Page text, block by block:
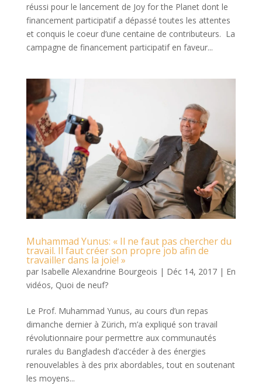
réussi pour le lancement de Joy for the Planet dont le
financement participatif a dépassé toutes les attentes
et conquis le coeur d’une centaine de contributeurs. La
campagne de financement participatif en faveur...
Muhammad Yunus: « Il ne faut pas chercher du
travail. Il faut créer son propre job afin de
travailler dans la joie! »
par Isabelle Alexandrine Bourgeois | Déc 14, 2017| En
vidéos, Quoi de neuf?
Le Prof. Muhammad Yunus, au cours d’un repas
dimanche dernier à Zürich, m’a expliqué son travail
révolutionnaire pour permettre aux communautés
rurales du Bangladesh d’accéder à des énergies
renouvelables à des prix abordables, tout en soutenant
les moyens...